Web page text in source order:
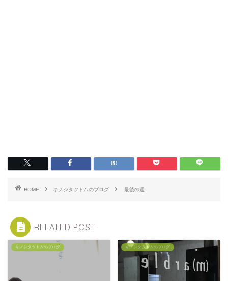
HOME キノシタツトムのブログ 最後の週
RELATED POST
キノシタツトムのブログ キノシタツトムのブログ